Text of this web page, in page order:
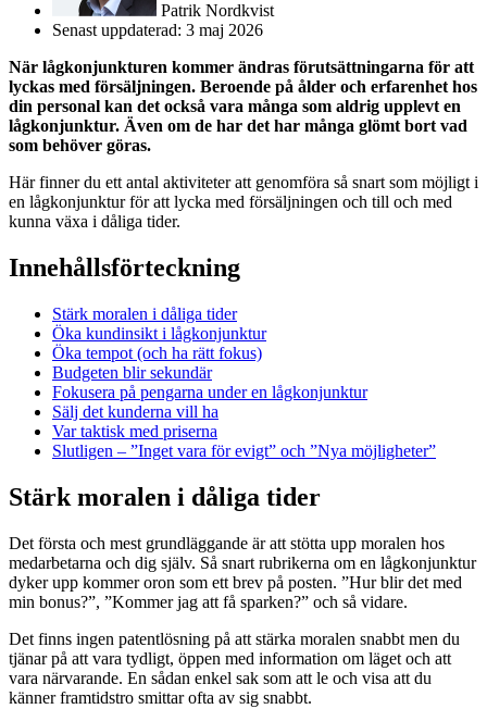
Patrik Nordkvist
Senast uppdaterad: 3 maj 2026
När lågkonjunkturen kommer ändras förutsättningarna för att
lyckas med försäljningen. Beroende på ålder och erfarenhet hos
din personal kan det också vara många som aldrig upplevt en
lågkonjunktur. Även om de har det har många glömt bort vad
som behöver göras.
Här finner du ett antal aktiviteter att genomföra så snart som möjligt i
en lågkonjunktur för att lycka med försäljningen och till och med
kunna växa i dåliga tider.
Innehållsförteckning
Stärk moralen i dåliga tider
Öka kundinsikt i lågkonjunktur
Öka tempot (och ha rätt fokus)
Budgeten blir sekundär
Fokusera på pengarna under en lågkonjunktur
Sälj det kunderna vill ha
Var taktisk med priserna
Slutligen – ”Inget vara för evigt” och ”Nya möjligheter”
Stärk moralen i dåliga tider
Det första och mest grundläggande är att stötta upp moralen hos
medarbetarna och dig själv. Så snart rubrikerna om en lågkonjunktur
dyker upp kommer oron som ett brev på posten. ”Hur blir det med
min bonus?”, ”Kommer jag att få sparken?” och så vidare.
Det finns ingen patentlösning på att stärka moralen snabbt men du
tjänar på att vara tydligt, öppen med information om läget och att
vara närvarande. En sådan enkel sak som att le och visa att du
känner framtidstro smittar ofta av sig snabbt.